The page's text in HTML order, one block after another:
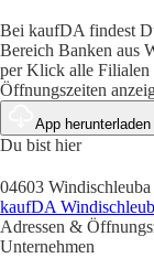
Bei kaufDA findest
Bereich Banken aus
per Klick alle Filialen
Öffnungszeiten
App herunterladen
Du bist hier
04603 Windischleuba
kaufDA
Adressen &
Unternehmen